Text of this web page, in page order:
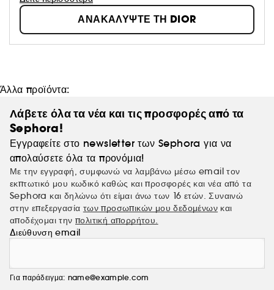
ΑΝΑΚΑΛΥΨΤΕ ΤΗ DIOR
Άλλα προϊόντα:
Λάβετε όλα τα νέα και τις προσφορές από τα
Sephora!
Εγγραφείτε στο newsletter των Sephora για να
απολαύσετε όλα τα προνόμια!
Με την εγγραφή, συμφωνώ να λαμβάνω μέσω email τον
εκπτωτικό μου κωδικό καθώς και προσφορές και νέα από τα
Sephora και δηλώνω ότι είμαι άνω των 16 ετών. Συναινώ
στην επεξεργασία των προσωπικών μου δεδομένων και
αποδέχομαι την πολιτική απορρήτου.
Διεύθυνση email
Για παράδειγμα: name@example.com